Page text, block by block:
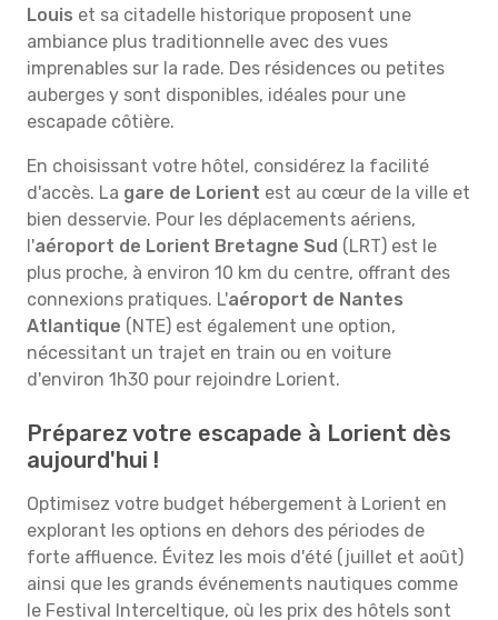
Louis et sa citadelle historique proposent une
ambiance plus traditionnelle avec des vues
imprenables sur la rade. Des résidences ou petites
auberges y sont disponibles, idéales pour une
escapade côtière.
En choisissant votre hôtel, considérez la facilité
d'accès. La gare de Lorient est au cœur de la ville et
bien desservie. Pour les déplacements aériens,
l'aéroport de Lorient Bretagne Sud (LRT) est le
plus proche, à environ 10 km du centre, offrant des
connexions pratiques. L'aéroport de Nantes
Atlantique (NTE) est également une option,
nécessitant un trajet en train ou en voiture
d'environ 1h30 pour rejoindre Lorient.
Préparez votre escapade à Lorient dès
aujourd'hui !
Optimisez votre budget hébergement à Lorient en
explorant les options en dehors des périodes de
forte affluence. Évitez les mois d'été (juillet et août)
ainsi que les grands événements nautiques comme
le Festival Interceltique, où les prix des hôtels sont